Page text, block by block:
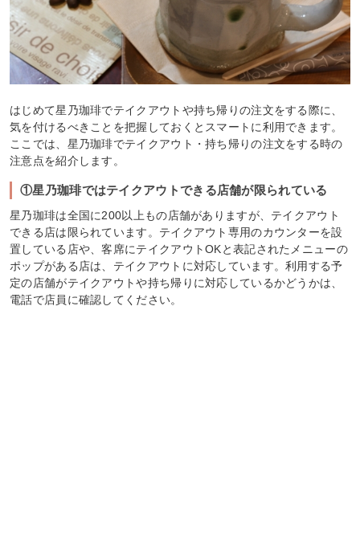
はじめて星乃珈琲でテイクアウトや持ち帰りの注文をする際に、
気を付けるべきことを把握しておくとスマートに利用できます。
ここでは、星乃珈琲でテイクアウト・持ち帰りの注文をする時の
注意点を紹介します。
①星乃珈琲ではテイクアウトできる店舗が限られている
星乃珈琲は全国に200以上もの店舗がありますが、テイクアウト
できる店は限られています。テイクアウト専用のカウンターを設
置している店や、客席にテイクアウトOKと表記されたメニューの
ポップがある店は、テイクアウトに対応しています。利用する予
定の店舗がテイクアウトや持ち帰りに対応しているかどうかは、
電話で店員に確認してください。